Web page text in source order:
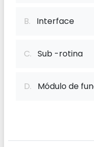
B. Interface
C. Sub -rotina
D. Módulo de